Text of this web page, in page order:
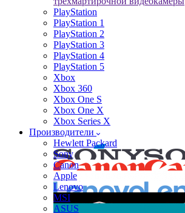
PlayStation
PlayStation 1
PlayStation 2
PlayStation 3
PlayStation 4
PlayStation 5
Xbox
Xbox 360
Xbox One S
Xbox One X
Xbox Series X
Производители
Hewlett Packard
Sony
Canon
Apple
Lenovo
MSI
ASUS